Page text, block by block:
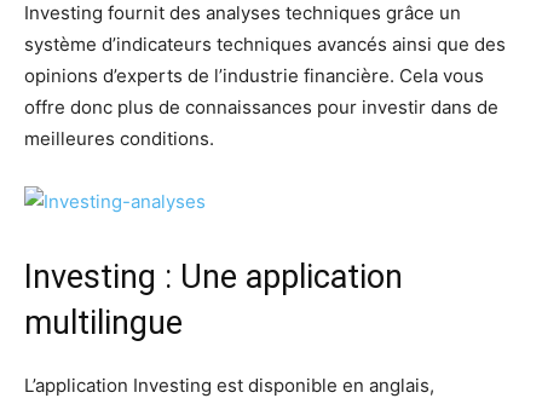
Investing fournit des analyses techniques grâce un
système d’indicateurs techniques avancés ainsi que des
opinions d’experts de l’industrie financière. Cela vous
offre donc plus de connaissances pour investir dans de
meilleures conditions.
Investing : Une application
multilingue
L’application Investing est disponible en anglais,